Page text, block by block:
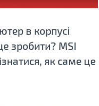
в корпусі
зробити? MSI
як саме це